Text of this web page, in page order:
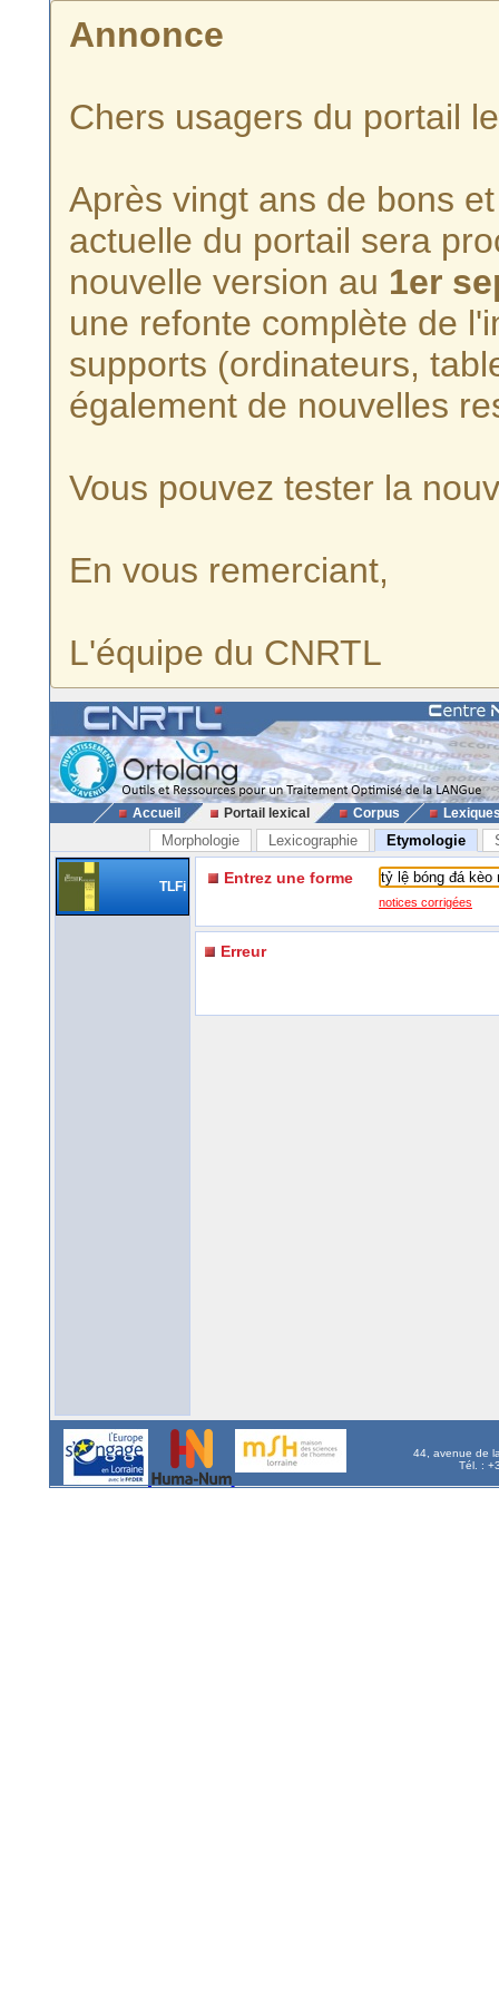
Annonce
Chers usagers du portail
Après vingt ans de bons
actuelle du portail sera
nouvelle version au 1er
une refonte complète de
supports (ordinateurs,
également de nouvelles
Vous pouvez tester la
En vous remerciant,
L'équipe du CNRTL
Accueil Portail lexical Corpus
Morphologie Lexicographie Etymologie
TLFi Entrez une forme
notices corrigées
Erreur
44, avenue de
Tél. :